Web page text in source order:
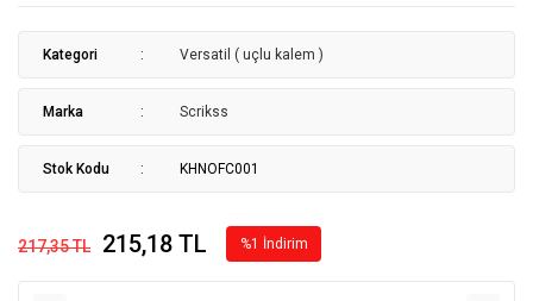
Kategori Versatil ( uçlu kalem )
Marka Scrikss
Stok Kodu KHNOFC001
217,35 TL 215,18 TL %1 İndirim